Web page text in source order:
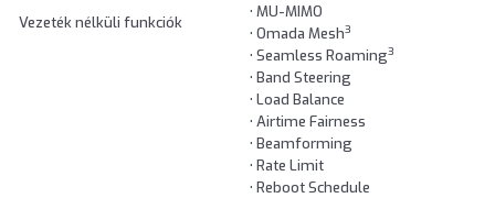
Vezeték nélküli funkciók
• MU-MIMO
• Omada Mesh3
• Seamless Roaming3
• Band Steering
• Load Balance
• Airtime Fairness
• Beamforming
• Rate Limit
• Reboot Schedule